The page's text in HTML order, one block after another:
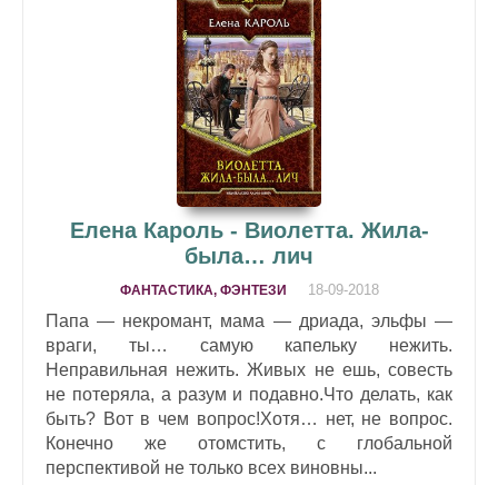
Елена Кароль - Виолетта. Жила-
была… лич
ФАНТАСТИКА, ФЭНТЕЗИ 18-09-2018
Папа — некромант, мама — дриада, эльфы —
враги, ты… самую капельку нежить.
Неправильная нежить. Живых не ешь, совесть
не потеряла, а разум и подавно.Что делать, как
быть? Вот в чем вопрос!Хотя… нет, не вопрос.
Конечно же отомстить, с глобальной
перспективой не только всех виновны...